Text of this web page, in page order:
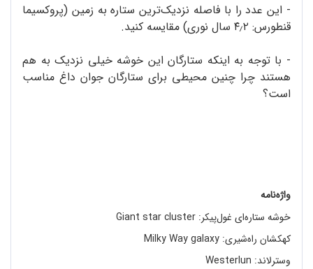
- این عدد را با فاصله‌ نزدیک‌ترین ستاره به زمین (پروکسیما
قنطورس: ۴٫۲ سال نوری) مقایسه کنید.
- با توجه به اینکه ستارگان این خوشه خیلی نزدیک به هم
هستند چرا چنین محیطی برای ستارگان جوان داغ مناسب
است؟
واژه‌نامه
خوشه‌ ستاره‌ای غول‌پیکر: Giant star cluster
کهکشان راه‌شیری: Milky Way galaxy
وسترلاند: Westerlun